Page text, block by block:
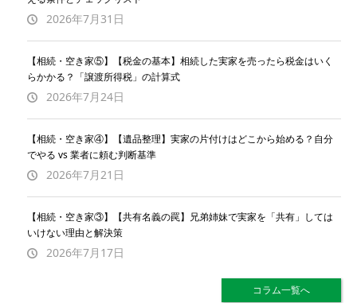
2026年7月31日
【相続・空き家⑤】【税金の基本】相続した実家を売ったら税金はいく
らかかる？「譲渡所得税」の計算式
2026年7月24日
【相続・空き家④】【遺品整理】実家の片付けはどこから始める？自分
でやる vs 業者に頼む判断基準
2026年7月21日
【相続・空き家③】【共有名義の罠】兄弟姉妹で実家を「共有」しては
いけない理由と解決策
2026年7月17日
コラム一覧へ